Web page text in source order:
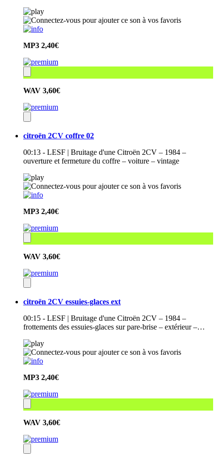
MP3 2,40€
WAV 3,60€
citroën 2CV coffre 02
00:13 - LESF | Bruitage d'une Citroën 2CV – 1984 –
ouverture et fermeture du coffre – voiture – vintage
MP3 2,40€
WAV 3,60€
citroën 2CV essuies-glaces ext
00:15 - LESF | Bruitage d'une Citroën 2CV – 1984 –
frottements des essuies-glaces sur pare-brise – extérieur –…
MP3 2,40€
WAV 3,60€